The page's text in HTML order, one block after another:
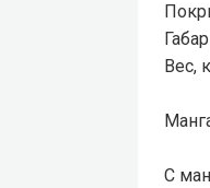
Вес,
С